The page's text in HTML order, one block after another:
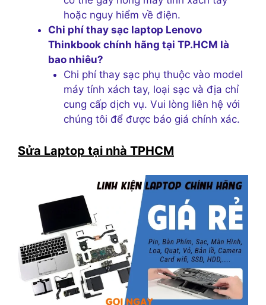
hoặc nguy hiểm về điện.
Chi phí thay sạc laptop Lenovo
Thinkbook chính hãng tại TP.HCM là
bao nhiêu?
Chi phí thay sạc phụ thuộc vào model
máy tính xách tay, loại sạc và địa chỉ
cung cấp dịch vụ. Vui lòng liên hệ với
chúng tôi để được báo giá chính xác.
Sửa Laptop tại nhà TPHCM